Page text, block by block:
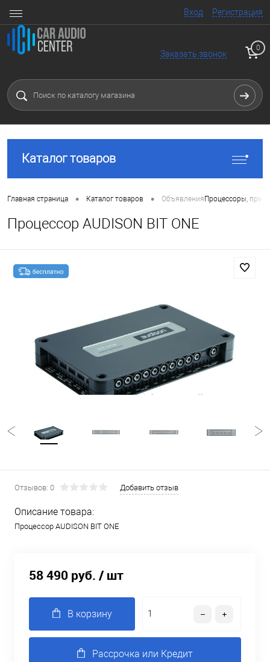
Вход Регистрация
Заказать звонок
0
Каталог товаров
Главная страница • Каталог товаров • ОбъявленияПроцессоры,
Процессор AUDISON BIT ONE
Отзывов: 0 Добавить отзыв
Описание товара:
Процессор AUDISON BIT ONE
58 490 руб. / шт
В корзину
Рассрочка или Кредит